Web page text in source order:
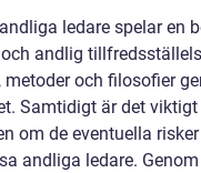
ledare spelar en
andlig
metoder och filosofier
Samtidigt är det
om de eventuella
andliga ledare.